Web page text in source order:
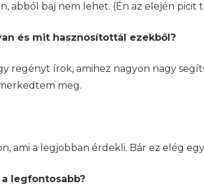
abból baj nem lehet. (Én az elején picit
és mit hasznosítottál ezekből?
regényt írok, amihez nagyon nagy
meg.
ami a legjobban érdekli. Bár ez elég
legfontosabb?